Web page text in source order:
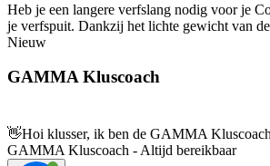
Heb je een langere verfslang nodig voor je
je verfspuit. Dankzij het lichte gewicht van
Nieuw
GAMMA Kluscoach
👋Hoi klusser, ik ben de GAMMA
GAMMA Kluscoach - Altijd bereikbaar